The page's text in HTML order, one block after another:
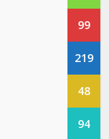
99
219
48
94